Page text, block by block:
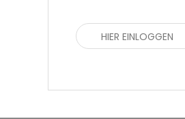
HIER EINLOGGEN